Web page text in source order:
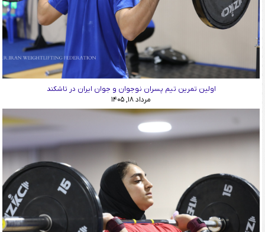
اولین تمرین تیم پسران نوجوان و جوان ایران در تاشکند
مرداد ۱۸, ۱۴۰۵